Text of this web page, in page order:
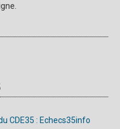
CDE35 : Echecs35info